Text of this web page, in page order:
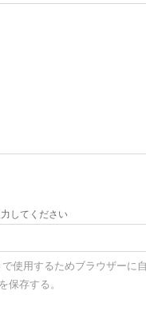
してください
使用するためブラウザーに
保存する。